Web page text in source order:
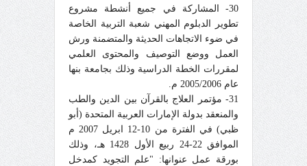
30- المشاركة في جميع أنشطة مشروع
تطوير الدبلوم المهني شعبة التربية الخاصة
في ضوء الاتجاهات الحديثة والمتضمنة ورش
العمل ووضع التوصيف والمحتوى العلمي
لمقررات الخطة الدراسية وذلك بجامعة بنها
عام 2005/2006 م.
31- مؤتمر العلاج بالقرآن بين الدين والطب
والمنعقد بدولة الإمارات العربية المتحدة (أبو
ظبي) في الفترة من 10-12 ابريل 2007 م
الموافق 22-24 ربيع الأول 1428 هـ، وذلك
بورقة عمل عنوانها: "علم التجويد كمدخل